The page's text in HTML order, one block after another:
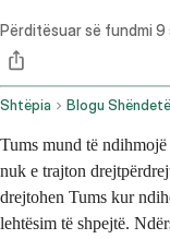
Përditësuar së fundmi 9
Shtëpia Blogu
Tums mund të
nuk e trajton
drejtohen Tums kur
lehtësim të shpejtë.